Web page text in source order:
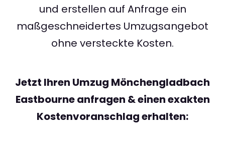
und erstellen auf Anfrage ein
maßgeschneidertes Umzugsangebot
ohne versteckte Kosten.
Jetzt Ihren Umzug Mönchengladbach
Eastbourne anfragen & einen exakten
Kostenvoranschlag erhalten: